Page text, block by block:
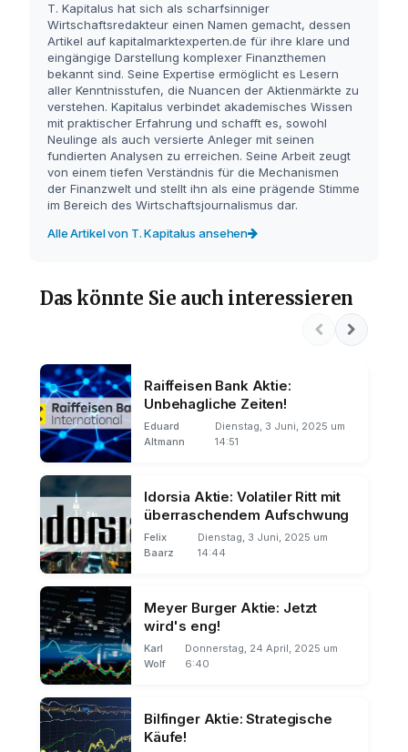
T. Kapitalus hat sich als scharfsinniger
Wirtschaftsredakteur einen Namen gemacht, dessen
Artikel auf kapitalmarktexperten.de für ihre klare und
eingängige Darstellung komplexer Finanzthemen
bekannt sind. Seine Expertise ermöglicht es Lesern
aller Kenntnisstufen, die Nuancen der Aktienmärkte zu
verstehen. Kapitalus verbindet akademisches Wissen
mit praktischer Erfahrung und schafft es, sowohl
Neulinge als auch versierte Anleger mit seinen
fundierten Analysen zu erreichen. Seine Arbeit zeugt
von einem tiefen Verständnis für die Mechanismen
der Finanzwelt und stellt ihn als eine prägende Stimme
im Bereich des Wirtschaftsjournalismus dar.
Alle Artikel von T. Kapitalus ansehen
Das könnte Sie auch interessieren
Raiffeisen Bank Aktie:
Unbehagliche Zeiten!
Eduard
Altmann
Dienstag, 3 Juni, 2025 um
14:51
Idorsia Aktie: Volatiler Ritt mit
überraschendem Aufschwung
Felix
Baarz
Dienstag, 3 Juni, 2025 um
14:44
Meyer Burger Aktie: Jetzt
wird's eng!
Karl
Wolf
Donnerstag, 24 April, 2025 um
6:40
Bilfinger Aktie: Strategische
Käufe!